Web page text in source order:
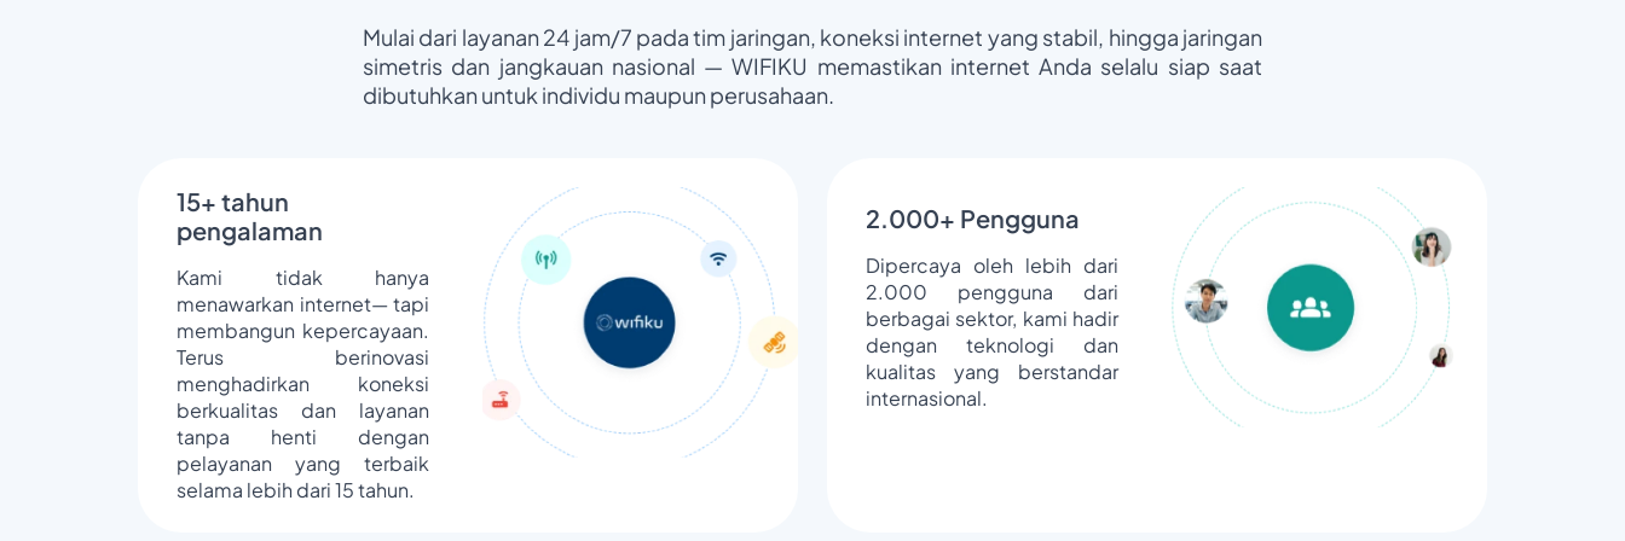
Mulai dari layanan 24 jam/7 pada tim jaringan, koneksi internet yang stabil, hingga jaringan
simetris dan jangkauan nasional — WIFIKU memastikan internet Anda selalu siap saat
dibutuhkan untuk individu maupun perusahaan.
15+ tahun
pengalaman
Kami tidak hanya
menawarkan internet— tapi
membangun kepercayaan.
Terus berinovasi
menghadirkan koneksi
berkualitas dan layanan
tanpa henti dengan
pelayanan yang terbaik
selama lebih dari 15 tahun.
2.000+ Pengguna
Dipercaya oleh lebih dari
2.000 pengguna dari
berbagai sektor, kami hadir
dengan teknologi dan
kualitas yang berstandar
internasional.